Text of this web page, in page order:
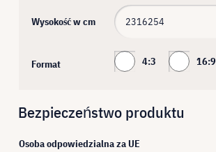
Wysokość w cm
Format 4:3 16:9
Bezpieczeństwo produktu
Osoba odpowiedzialna za UE